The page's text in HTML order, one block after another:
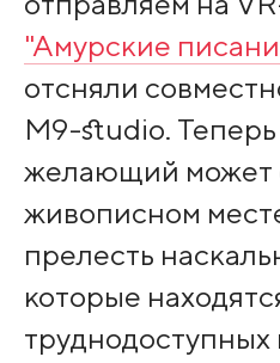
"Амурские
отсняли
М9-studio.
желающий может
живописном
прелесть
которые
труднодоступных